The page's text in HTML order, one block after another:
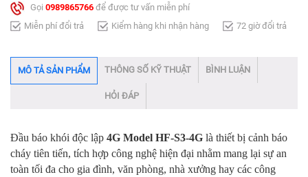
Gọi 0989865766 để được tư vấn miễn phí
Miễn phí đổi trả
Kiểm hàng khi nhận hàng 72 giờ đổi trả
MÔ TẢ SẢN PHẨM THÔNG SỐ KỸ THUẬT BÌNH LUẬN
HỎI ĐÁP
Đầu báo khói độc lập 4G Model HF-S3-4G là thiết bị cảnh báo
cháy tiên tiến, tích hợp công nghệ hiện đại nhằm mang lại sự an
toàn tối đa cho gia đình, văn phòng, nhà xưởng hay các công